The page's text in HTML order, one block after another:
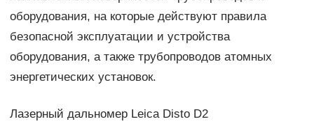
оборудования, на которые действуют правила
безопасной эксплуатации и устройства
оборудования, а также трубопроводов атомных
энергетических установок.
Лазерный дальномер Leica Disto D2